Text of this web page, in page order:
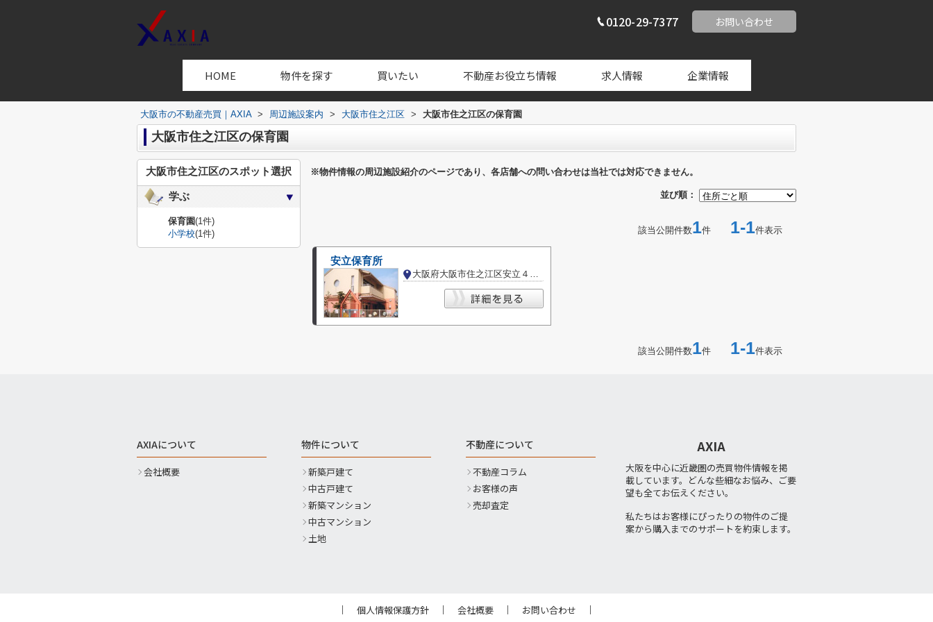
0120-29-7377 お問い合わせ
HOME 物件を探す 買いたい 不動産お役立ち情報 求人情報 企業情報
大阪市の不動産売買｜AXIA > 周辺施設案内 > 大阪市住之江区 > 大阪市住之江区の保育園
大阪市住之江区の保育園
※物件情報の周辺施設紹介のページであり、各店舗への問い合わせは当社では対応できません。
並び順：
該当公開件数1件 1-1件表示
安立保育所
大阪府大阪市住之江区安立４丁目
該当公開件数1件 1-1件表示
大阪市住之江区のスポット選択
学ぶ
保育園(1件)
小学校(1件)
AXIAについて
会社概要
物件について
新築戸建て
中古戸建て
新築マンション
中古マンション
土地
不動産について
不動産コラム
お客様の声
売却査定
AXIA
大阪を中心に近畿圏の売買物件情報を掲
載しています。どんな些細なお悩み、ご要
望も全てお伝えください。
私たちはお客様にぴったりの物件のご提
案から購入までのサポートを約束します。
個人情報保護方針 会社概要 お問い合わせ